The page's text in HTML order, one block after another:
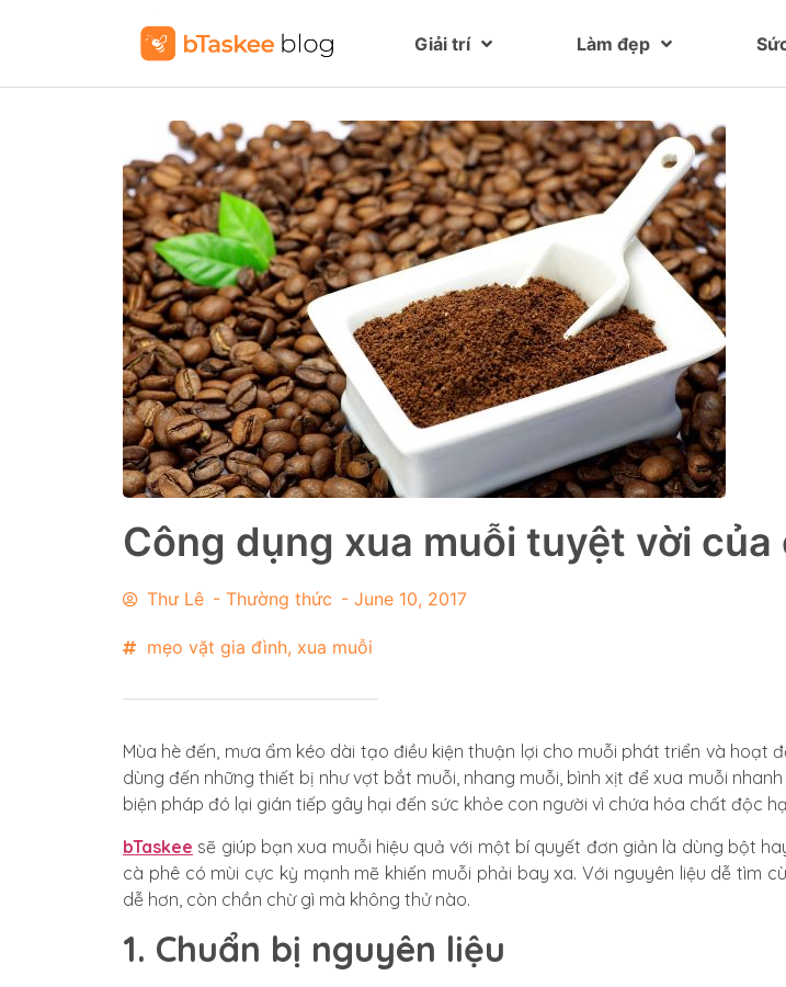
Giải trí Làm đẹp
Công dụng xua muỗi tuyệt vời của
Thư Lê - Thường thức - June 10, 2017
mẹo vặt gia đình, xua muỗi
Mùa hè đến, mưa ẩm kéo dài tạo điều kiện thuận lợi cho muỗi phát triển và hoạt
dùng đến những thiết bị như vợt bắt muỗi, nhang muỗi, bình xịt để xua muỗi nhanh
biện pháp đó lại gián tiếp gây hại đến sức khỏe con người vì chứa hóa chất độc
bTaskee sẽ giúp bạn xua muỗi hiệu quả với một bí quyết đơn giản là dùng bột
cà phê có mùi cực kỳ mạnh mẽ khiến muỗi phải bay xa. Với nguyên liệu dễ tìm
dễ hơn, còn chần chừ gì mà không thử nào.
1. Chuẩn bị nguyên liệu